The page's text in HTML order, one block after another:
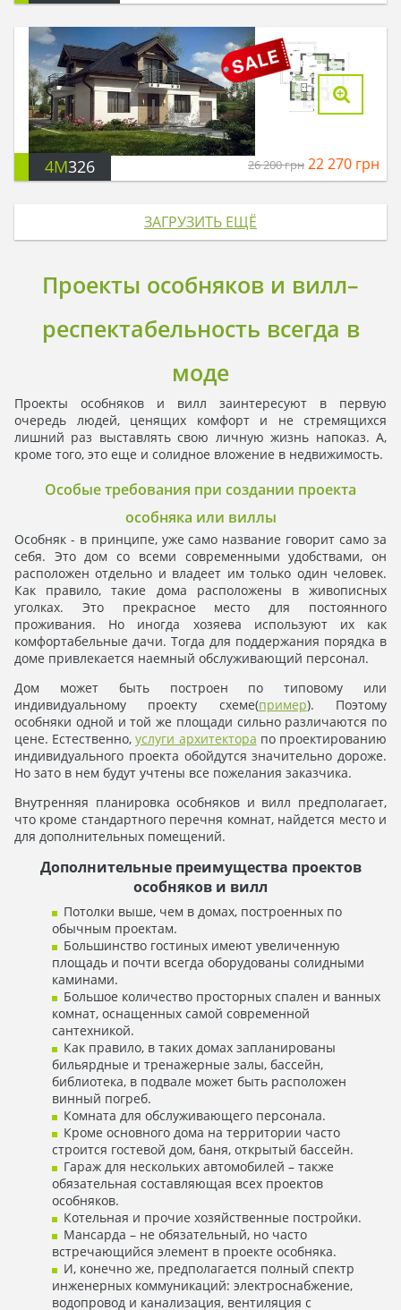
4M326 26 200грн 22 270 грн
ЗАГРУЗИТЬ ЕЩЁ
Проекты особняков и вилл–
респектабельность всегда в
моде
Проекты особняков и вилл заинтересуют в первую
очередь людей, ценящих комфорт и не стремящихся
лишний раз выставлять свою личную жизнь напоказ. А,
кроме того, это еще и солидное вложение в недвижимость.
Особые требования при создании проекта
особняка или виллы
Особняк - в принципе, уже само название говорит само за
себя. Это дом со всеми современными удобствами, он
расположен отдельно и владеет им только один человек.
Как правило, такие дома расположены в живописных
уголках. Это прекрасное место для постоянного
проживания. Но иногда хозяева используют их как
комфортабельные дачи. Тогда для поддержания порядка в
доме привлекается наемный обслуживающий персонал.
Дом может быть построен по типовому или
индивидуальному проекту схеме(пример). Поэтому
особняки одной и той же площади сильно различаются по
цене. Естественно,услуги архитектора по проектированию
индивидуального проекта обойдутся значительно дороже.
Но зато в нем будут учтены все пожелания заказчика.
Внутренняя планировка особняков и вилл предполагает,
что кроме стандартного перечня комнат, найдется место и
для дополнительных помещений.
Дополнительные преимущества проектов
особняков и вилл
Потолки выше, чем в домах, построенных по
обычным проектам.
Большинство гостиных имеют увеличенную
площадь и почти всегда оборудованы солидными
каминами.
Большое количество просторных спален и ванных
комнат, оснащенных самой современной
сантехникой.
Как правило, в таких домах запланированы
бильярдные и тренажерные залы, бассейн,
библиотека, в подвале может быть расположен
винный погреб.
Комната для обслуживающего персонала.
Кроме основного дома на территории часто
строится гостевой дом, баня, открытый бассейн.
Гараж для нескольких автомобилей – также
обязательная составляющая всех проектов
особняков.
Котельная и прочие хозяйственные постройки.
Мансарда – не обязательный, но часто
встречающийся элемент в проекте особняка.
И, конечно же, предполагается полный спектр
инженерных коммуникаций: электроснабжение,
водопровод и канализация, вентиляция с